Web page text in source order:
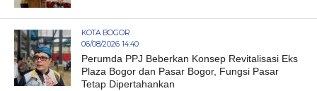
KOTA BOGOR
06/08/2026 14:40
Perumda PPJ Beberkan Konsep Revitalisasi Eks
Plaza Bogor dan Pasar Bogor, Fungsi Pasar
Tetap Dipertahankan